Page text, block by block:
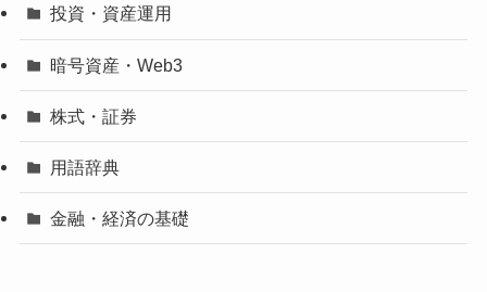
投資・資産運用
暗号資産・Web3
株式・証券
用語辞典
金融・経済の基礎